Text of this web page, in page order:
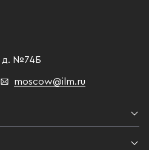
д. №74Б
moscow@ilm.ru